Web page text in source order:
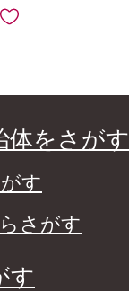
体をさがす
す
さがす
す